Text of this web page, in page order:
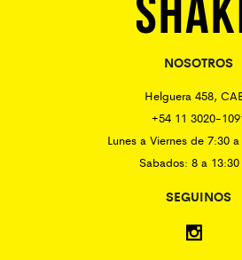
NOSOTROS
Helguera 458,
+54 11 3020-
Lunes a Viernes de 7:30 a
Sabados: 8 a 13:30
SEGUINOS